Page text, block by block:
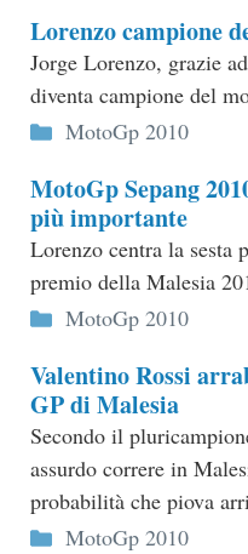
Lorenzo campione
Jorge Lorenzo, grazie
diventa campione del
Categorie
MotoGp 2010
MotoGp Sepang
più importante
Lorenzo centra la sesta
premio della Malesia
Categorie
MotoGp 2010
Valentino Rossi
GP di Malesia
Secondo il
assurdo correre in
probabilità che piova
Categorie
MotoGp 2010